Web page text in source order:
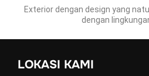
Exterior dengan design yang
dengan
LOKASI KAMI